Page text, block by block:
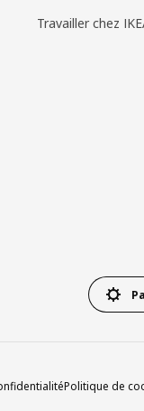
Travailler chez
Politique de